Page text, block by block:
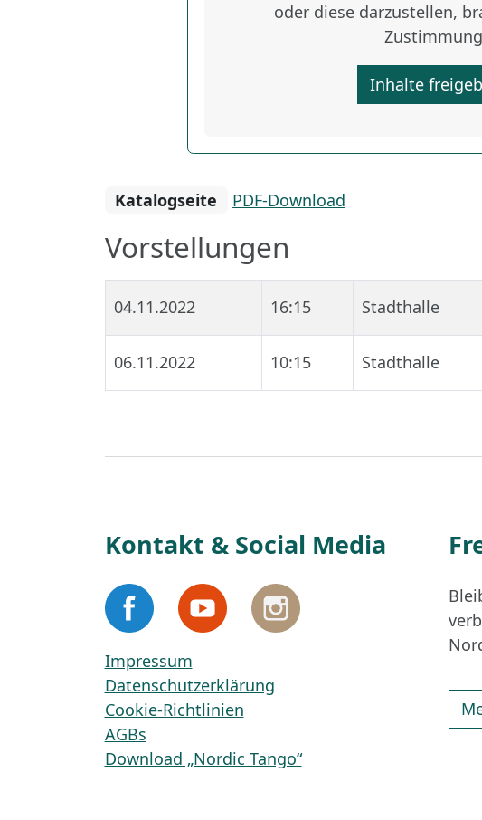
oder diese darzustellen,
Inhalte
Katalogseite PDF-Download
Vorstellungen
04.11.2022 16:15 Stadthalle
06.11.2022 10:15 Stadthalle
Kontakt & Social Media
Impressum
Datenschutzerklärung
Cookie-Richtlinien
AGBs
Download „Nordic Tango“